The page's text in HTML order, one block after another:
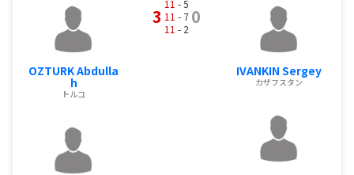
OZTURK Abdulla
h
トルコ
3
11 - 5
11 - 7
11 - 2
0
IVANKIN Sergey
カザフスタン